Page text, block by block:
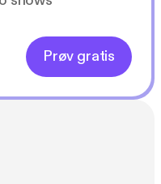
Prøv gratis